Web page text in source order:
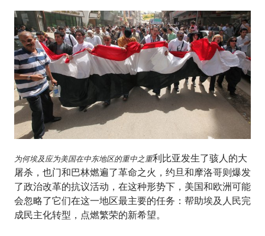
为何埃及应为美国在中东地区的重中之重利比亚发生了骇人的大
屠杀，也门和巴林燃遍了革命之火，约旦和摩洛哥则爆发
了政治改革的抗议活动，在这种形势下，美国和欧洲可能
会忽略了它们在这一地区最主要的任务：帮助埃及人民完
成民主化转型，点燃繁荣的新希望。